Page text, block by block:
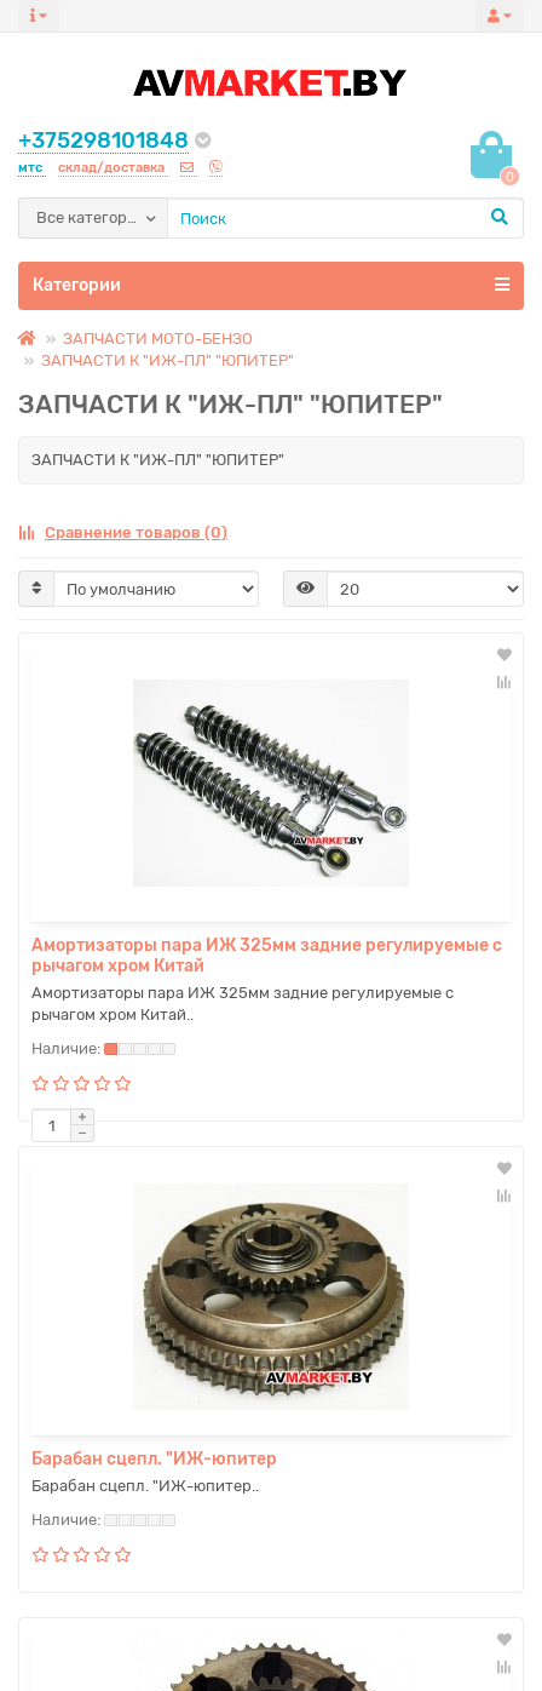
+375298101848
мтс склад/доставка
0
Все категории
Категории
ЗАПЧАСТИ МОТО-БЕНЗО
ЗАПЧАСТИ К "ИЖ-ПЛ" "ЮПИТЕР"
ЗАПЧАСТИ К "ИЖ-ПЛ" "ЮПИТЕР"
ЗАПЧАСТИ К "ИЖ-ПЛ" "ЮПИТЕР"
Сравнение товаров (0)
Амортизаторы пара ИЖ 325мм задние регулируемые с
рычагом хром Китай
Амортизаторы пара ИЖ 325мм задние регулируемые с
рычагом хром Китай..
Барабан сцепл. "ИЖ-юпитер
Барабан сцепл. "ИЖ-юпитер..